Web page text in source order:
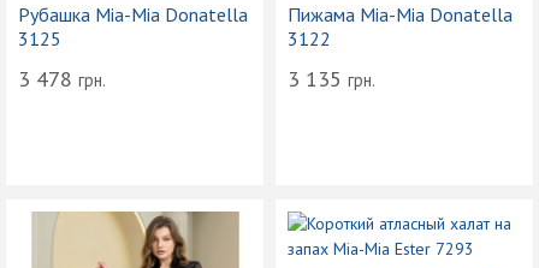
Рубашка Mia-Mia Donatella
3125
3 478 грн.
Пижама Mia-Mia Donatella
3122
3 135 грн.